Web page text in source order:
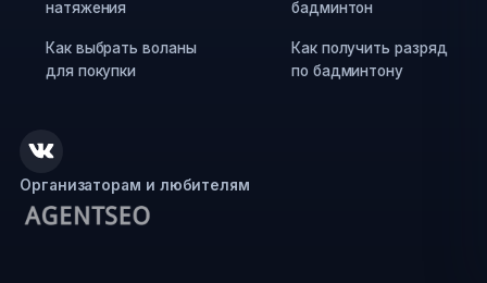
натяжения
Как выбрать воланы
для покупки
бадминтон
Как получить разряд
по бадминтону
Организаторам и любителям